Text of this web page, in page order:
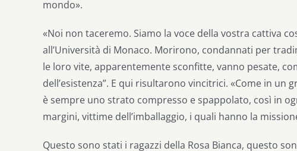
mondo».
«Noi non taceremo. Siamo la voce della vostra cattiva
all’Università di Monaco. Morirono, condannati per
le loro vite, apparentemente sconfitte, vanno pesate,
dell’esistenza”. E qui risultarono vincitrici. «Come in un
è sempre uno strato compresso e spappolato, così in
margini, vittime dell’imballaggio, i quali hanno la
Questo sono stati i ragazzi della Rosa Bianca, questo